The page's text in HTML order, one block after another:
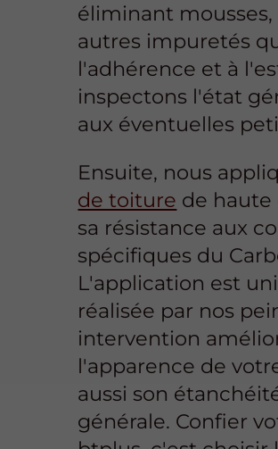
éliminant
autres impuretés
l'adhérence et à
inspectons l'état
aux éventuelles
Ensuite, nous
de toiture de haute
sa résistance aux
spécifiques du
L'application est
réalisée par nos
intervention
l'apparence de
aussi son
générale. Confier